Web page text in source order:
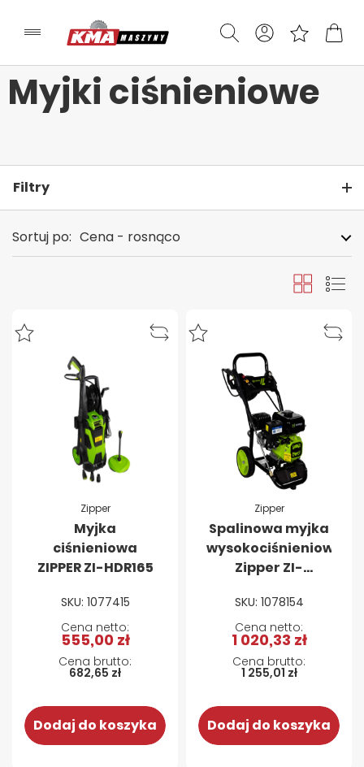
Myjki ciśnieniowe
Sortuj po: Cena - rosnąco
SiatkaLista
Zipper
Myjka
ciśnieniowa
ZIPPER ZI-HDR165
SKU: 1077415
682,65 zł
555,00 zł
Dodaj do koszyka
Zipper
Spalinowa myjka
wysokociśnieniowa
Zipper ZI-
SKU: 1078154
1 255,01 zł
1 020,33 zł
Dodaj do koszyka
Filtry